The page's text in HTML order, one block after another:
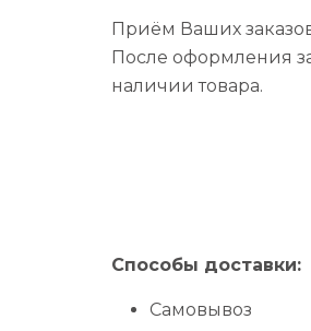
Приём Ваших
После оформления
наличии товара.
Способы доставки:
Самовывоз